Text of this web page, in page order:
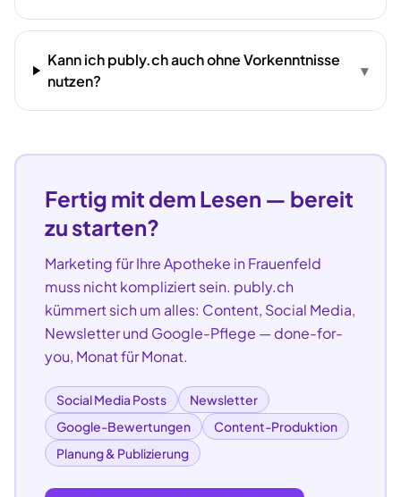
Kann ich publy.ch auch ohne Vorkenntnisse
nutzen?
▾
Fertig mit dem Lesen — bereit
zu starten?
Marketing für IhreApotheke inFrauenfeld
muss nicht kompliziert sein. publy.ch
kümmert sich um alles: Content, Social Media,
Newsletter und Google-Pflege — done-for-
you, Monat für Monat.
Social Media Posts
Newsletter
Google-Bewertungen
Content-Produktion
Planung & Publizierung